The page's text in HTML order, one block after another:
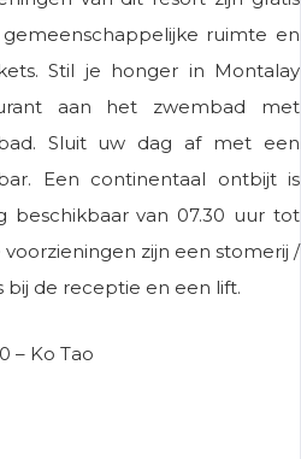
ruimte en
Stil je honger in Montalay
aan het zwembad met
Sluit uw dag af met een
Een continentaal ontbijt is
beschikbaar van 07.30 uur tot
voorzieningen zijn een stomerij /
bij de receptie en een lift.
– Ko Tao